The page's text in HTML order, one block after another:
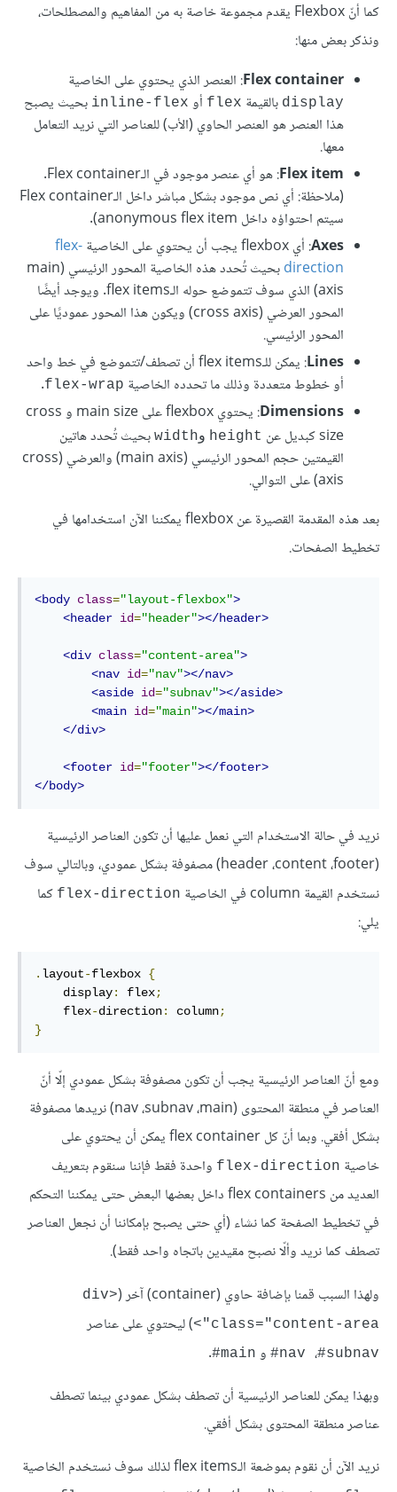
كما أنّ Flexbox يقدم مجموعة خاصة به من المفاهيم والمصطلحات،
ونذكر بعض منها:
Flex container: العنصر الذي يحتوي على الخاصية
display بالقيمة flex أو inline-flex بحيث يصبح
هذا العنصر هو العنصر الحاوي (الأب) للعناصر التي نريد التعامل
معها.
Flex item
: هو أي عنصر موجود في الـFlex container.
(ملاحظة: أي نص موجود بشكل مباشر داخل الـFlex container
سيتم احتواؤه داخل anonymous flex item).
Axes: أي flexbox يجب أن يحتوي على الخاصية
flex-
direction
بحيث تُحدد هذه الخاصية المحور الرئيسي (main
axis) الذي سوف تتموضع حوله الـflex items. ويوجد أيضًا
المحور العرضي (cross axis) ويكون هذا المحور عموديًا على
المحور الرئيسي.
Lines
: يمكن للـflex items أن تصطف/تتموضع في خط واحد
أو خطوط متعددة وذلك ما تحدده الخاصية flex-wrap
.
Dimensions
: يحتوي flexbox على main size و cross
size كبديل عن
height وwidth بحيث تُحدد هاتين
القيمتين حجم المحور الرئيسي (main axis) والعرضي (cross
axis) على التوالي.
بعد هذه المقدمة القصيرة عن flexbox يمكننا الآن استخدامها في
تخطيط الصفحات.
<body class="layout-flexbox">
<header id="header"></header>
<div class="content-area">
<nav id="nav"></nav>
<aside id="subnav"></aside>
<main id="main"></main>
</div>
<footer id="footer"></footer>
</body>
نريد في حالة الاستخدام التي نعمل عليها أن تكون العناصر الرئيسية
(header ،content ،footer) مصفوفة بشكل عمودي، وبالتالي سوف
نستخدم القيمة column في الخاصية
flex-direction كما
يلي:
. layout-flexbox {
    display
: flex;
    flex
-direction: column;
}
ومع أنّ العناصر الرئيسية يجب أن تكون مصفوفة بشكل عمودي إلّا أنّ
العناصر في منطقة المحتوى (nav ،subnav ،main) نريدها مصفوفة
بشكل أفقي. وبما أنّ كل flex container يمكن أن يحتوي على
خاصية flex-direction واحدة فقط فإننا سنقوم بتعريف
العديد من flex containers داخل بعضها البعض حتى يمكننا التحكم
في تخطيط الصفحة كما نشاء (أي حتى يصبح بإمكاننا أن نجعل العناصر
تصطف كما نريد وألّا نصبح مقيدين باتجاه واحد فقط).
ولهذا السبب قمنا بإضافة حاوي (container) آخر (
<div
class="content-area">
) ليحتوي على عناصر
nav ،#subnav# و main
#
.
وبهذا يمكن للعناصر الرئيسية أن تصطف بشكل عمودي بينما تصطف
عناصر منطقة المحتوى بشكل أفقي.
نريد الآن أن نقوم بموضعة الـflex items لذلك سوف نستخدم الخاصية